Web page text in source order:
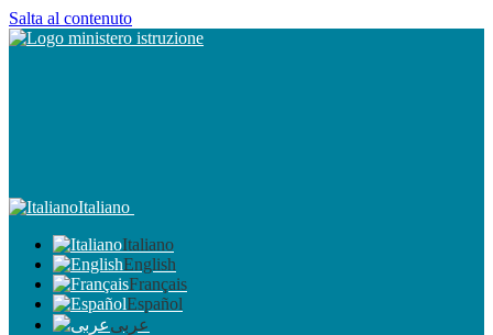
Salta al contenuto
Italiano
Italiano
English
Français
Español
عربى